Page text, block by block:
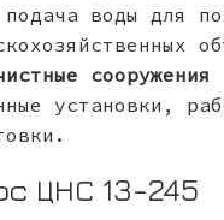
воды для
сооружения
установки,
ЦНС 13-245